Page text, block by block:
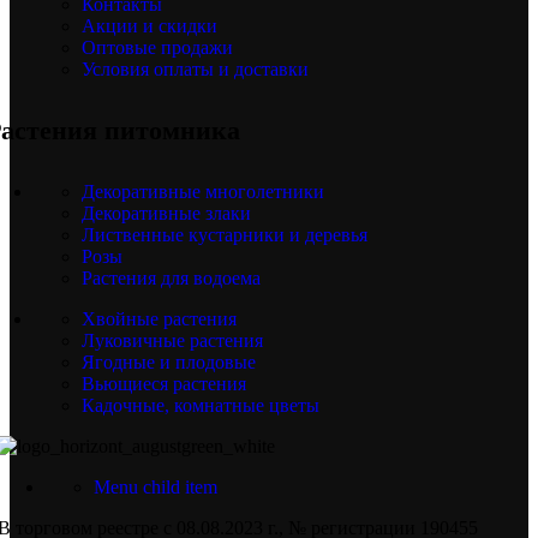
Акции и скидки
Оптовые продажи
Условия оплаты и доставки
питомника
Декоративные многолетники
Декоративные злаки
Лиственные кустарники и деревья
Розы
Растения для водоема
Хвойные растения
Луковичные растения
Ягодные и плодовые
Вьющиеся растения
Кадочные, комнатные цветы
Menu child item
торговом реестре с 08.08.2023 г., № регистрации 190455